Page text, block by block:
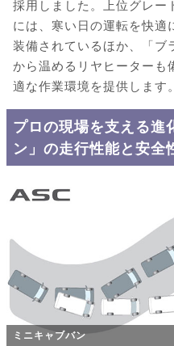
採用しました。上位グレー
には、寒い日の運転を快適
装備されているほか、「ブ
から温めるリヤヒーターも
適な作業環境を提供します。
プロの現場を支える進
ン」の走行性能と安全
ミニキャブバン